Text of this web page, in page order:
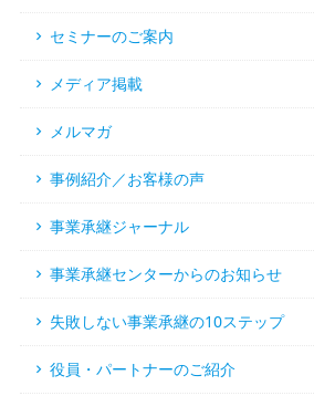
セミナーのご案内
メディア掲載
メルマガ
事例紹介／お客様の声
事業承継ジャーナル
事業承継センターからのお知らせ
失敗しない事業承継の10ステップ
役員・パートナーのご紹介